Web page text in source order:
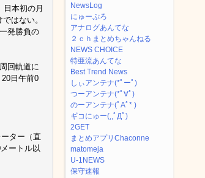
日本初の月
はない。
発勝負の
回軌道に
日午前0
ター（直
ートル以
NewsLog
にゅーぷろ
アナログあんてな
２ｃｈまとめちゃんねる
NEWS CHOICE
特亜流あんてな
Best Trend News
しぃアンテナ(*ﾟーﾟ)
つーアンテナ(*ﾟ∀ﾟ)
のーアンテナ(ﾟAﾟ* )
ギコにゅー(,,ﾟДﾟ)
2GET
まとめアプリChaconne
matomeja
U-1NEWS
保守速報